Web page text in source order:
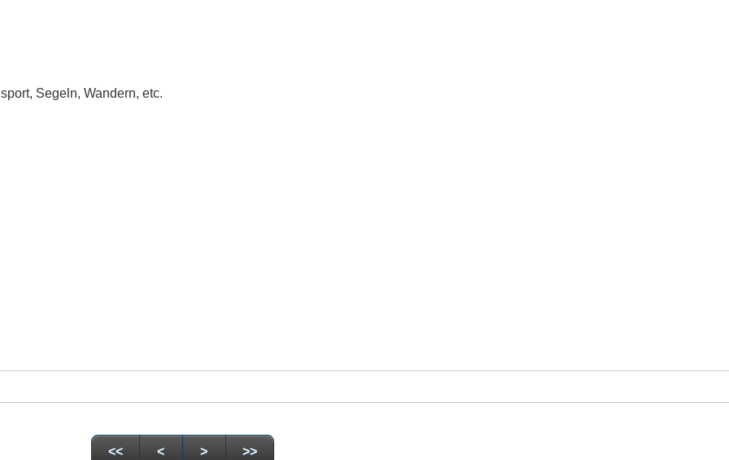
Segeln, Wandern, etc.
<< < > >>